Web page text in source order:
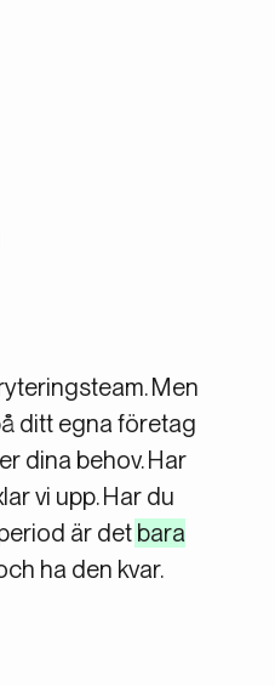
Men
ditt egna företag
dina behov. Har
vi upp. Har du
är det bara
ha den kvar.